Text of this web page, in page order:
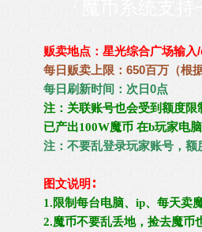
贩卖地点：星光综合广场输入
每日贩卖上限：650百万（根
每日刷新时间： 次日0点
注：关联账号也会受到额度限
已产出100W魔币 在b玩家电
注：不要乱登录玩家账号，额
图文说明∶
1.限制每台电脑、ip、 每天卖
2.魔币不要乱丢地，捡去魔币